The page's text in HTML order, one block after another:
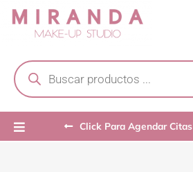
Skip
search
Click Para Agendar Citas